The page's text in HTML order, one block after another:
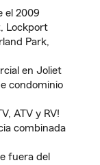
el 2009
Lockport
Park,
en Joliet
condominio
ATV y RV!
combinada
fuera del